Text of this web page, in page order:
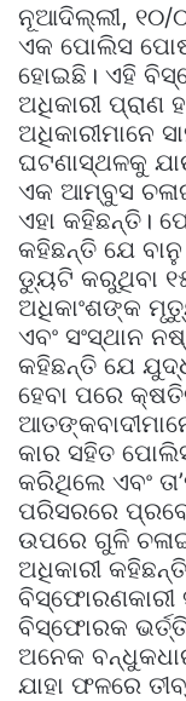
ନୂଆଦିଲ୍ଲୀ, ୧୦/
ଏକ ପୋଲିସ
ହୋଇଛି। ଏହି
ଅଧିକାରୀ ପ୍ରାଣ
ଅଧିକାରୀମାନେ
ଘଟଣାସ୍ଥଳକୁ
ଏକ ଆମ୍ବୁସ
ଏହା କହିଛନ୍ତି।
କହିଛନ୍ତି ଯେ
ଡ୍ୟୁଟି କରୁଥିବା
ଅଧିକାଂଶଙ୍କ
ଏବଂ ସଂସ୍ଥାନ
କହିଛନ୍ତି ଯେ
ହେବା ପରେ
କାର ସହିତ
କରିଥିଲେ ଏବଂ
ପରିସରରେ
ଉପରେ ଗୁଳି
ଅଧିକାରୀ
ବିସ୍ଫୋରକ
ଅନେକ
ଯାହା ଫଳରେ